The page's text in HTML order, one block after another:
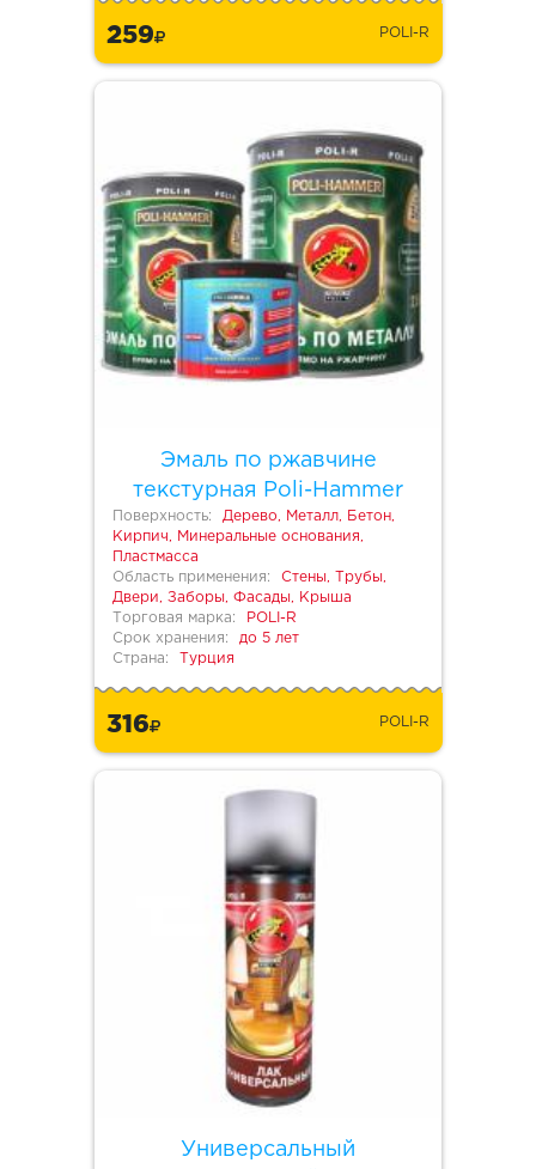
259 POLI-R
Эмаль по ржавчине
текстурная Poli-Hammer
Поверхность:
Дерево, Металл, Бетон,
Кирпич, Минеральные основания,
Пластмасса
Область применения:
Стены, Трубы,
Двери, Заборы, Фасады, Крыша
Торговая марка:
POLI-R
Срок хранения:
до 5 лет
Страна:
Турция
316 POLI-R
Универсальный